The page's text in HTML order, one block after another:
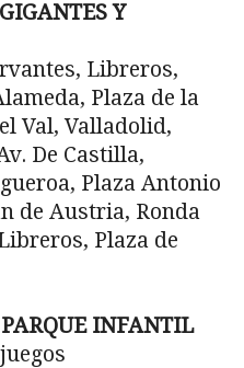
Y
Libreros,
Plaza de la
Val, Valladolid,
De Castilla,
Plaza Antonio
de Austria, Ronda
Plaza de
INFANTIL